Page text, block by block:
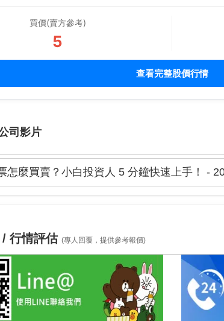
買價(賣方參考)
5
查看完整股價行情
司影片
怎麼買賣？小白投資人 5 分鐘快速上手！ -
/ 行情評估(專人回覆，提供參考報價)